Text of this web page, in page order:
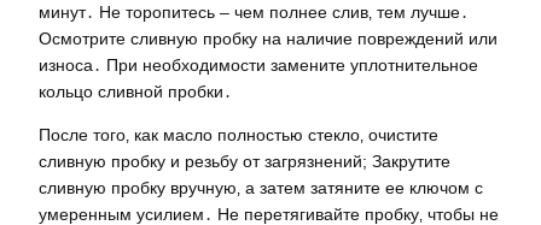
минут․ Не торопитесь – чем полнее слив‚ тем лучше․
Осмотрите сливную пробку на наличие повреждений или
износа․ При необходимости замените уплотнительное
кольцо сливной пробки․
После того‚ как масло полностью стекло‚ очистите
сливную пробку и резьбу от загрязнений; Закрутите
сливную пробку вручную‚ а затем затяните ее ключом с
умеренным усилием․ Не перетягивайте пробку‚ чтобы не